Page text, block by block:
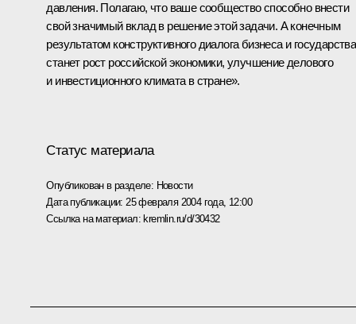
давления. Полагаю, что ваше сообщество способно внести
свой значимый вклад в решение этой задачи. А конечным
результатом конструктивного диалога бизнеса и государства
станет рост российской экономики, улучшение делового
и инвестиционного климата в стране».
Статус материала
Опубликован в разделе: Новости
Дата публикации: 25 февраля 2004 года, 12:00
Ссылка на материал:kremlin.ru/d/30432